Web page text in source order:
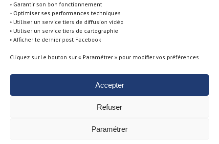
◦ Garantir son bon fonctionnement
◦ Optimiser ses performances techniques
◦ Utiliser un service tiers de diffusion vidéo
◦ Utiliser un service tiers de cartographie
◦ Afficher le dernier post Facebook
Cliquez sur le bouton sur « Paramétrer » pour modifier vos préférences.
Accepter
Refuser
Paramétrer
Conditions générales d'utilisation -